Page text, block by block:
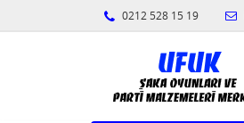
0212 528 15 19